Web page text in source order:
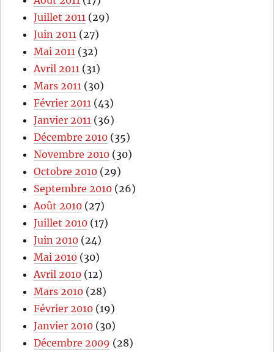
Juillet 2011 (29)
Juin 2011 (27)
Mai 2011 (32)
Avril 2011 (31)
Mars 2011 (30)
Février 2011 (43)
Janvier 2011 (36)
Décembre 2010 (35)
Novembre 2010 (30)
Octobre 2010 (29)
Septembre 2010 (26)
Août 2010 (27)
Juillet 2010 (17)
Juin 2010 (24)
Mai 2010 (30)
Avril 2010 (12)
Mars 2010 (28)
Février 2010 (19)
Janvier 2010 (30)
Décembre 2009 (28)